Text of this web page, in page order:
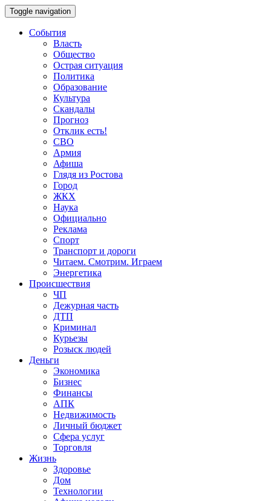
Toggle navigation
События
Власть
Общество
Острая ситуация
Политика
Образование
Культура
Скандалы
Прогноз
Отклик есть!
СВО
Армия
Афиша
Глядя из Ростова
Город
ЖКХ
Наука
Официально
Реклама
Спорт
Транспорт и дороги
Читаем. Смотрим. Играем
Энергетика
Происшествия
ЧП
Дежурная часть
ДТП
Криминал
Курьезы
Розыск людей
Деньги
Экономика
Бизнес
Финансы
АПК
Недвижимость
Личный бюджет
Сфера услуг
Торговля
Жизнь
Здоровье
Дом
Технологии